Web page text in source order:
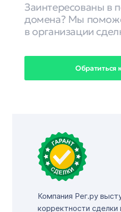
Заинтересованы в
домена? Мы
в организации
Обратиться
Компания Рег.ру
корректности сделки